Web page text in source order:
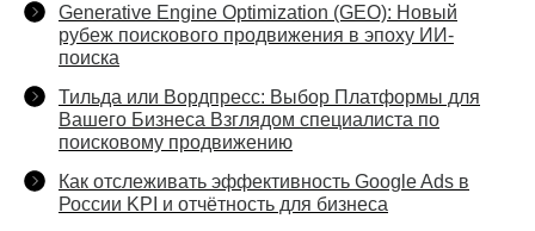
Generative Engine Optimization (GEO): Новый
рубеж поискового продвижения в эпоху ИИ-
поиска
Тильда или Вордпресс: Выбор Платформы для
Вашего Бизнеса Взглядом специалиста по
поисковому продвижению
Как отслеживать эффективность Google Ads в
России KPI и отчётность для бизнеса